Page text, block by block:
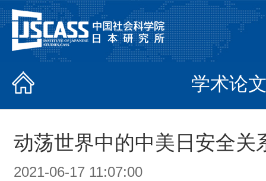
学术论
动荡世界中的中美日安全关
2021-06-17 11:07:00